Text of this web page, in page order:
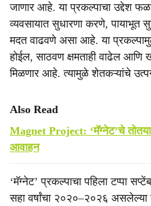
जाणार आहे. या प्रकल्पाचा उद्देश
व्यवसायात सुधारणा करणे, पायाभूत
मदत वाढवणे असा आहे. या
होईल, साठवण क्षमताही वाढेल आणि
मिळणार आहे. त्यामुळे शेतकऱ्यांचे
Also Read
Magnet Project: ‘मॅग्नेट’चे
आवाहन
‘मॅग्नेट’ प्रकल्पाचा पहिला टप्पा
सहा वर्षांचा २०२०–२०२६ असलेल्या